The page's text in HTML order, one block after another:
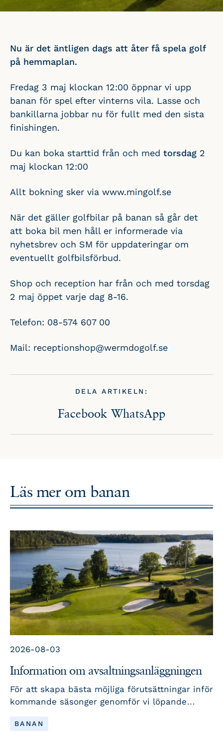
Nu är det äntligen dags att åter få spela golf
på hemmaplan.
Fredag 3 maj klockan 12:00 öppnar vi upp
banan för spel efter vinterns vila. Lasse och
bankillarna jobbar nu för fullt med den sista
finishingen.
Du kan boka starttid från och med torsdag 2
maj klockan 12:00
Allt bokning sker via www.mingolf.se
När det gäller golfbilar på banan så går det
att boka bil men håll er informerade via
nyhetsbrev och SM för uppdateringar om
eventuellt golfbilsförbud.
Shop och reception har från och med torsdag
2 maj öppet varje dag 8-16.
Telefon: 08-574 607 00
Mail: receptionshop@wermdogolf.se
DELA ARTIKELN:
Facebook WhatsApp
Läs mer om banan
2026-08-03
Information om avsaltningsanläggningen
För att skapa bästa möjliga förutsättningar inför
kommande säsonger genomför vi löpande
underhåll och utveckling av vår
avsaltningsanläggning. Här berättar vi mer om
BANAN
LÄS MER